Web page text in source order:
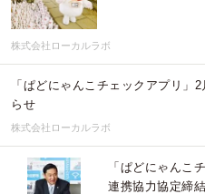
株式会社ローカルラボ
「ぱどにゃんこチェックアプリ」
らせ
株式会社ローカルラボ
「ぱどにゃんこ
連携協力協定締